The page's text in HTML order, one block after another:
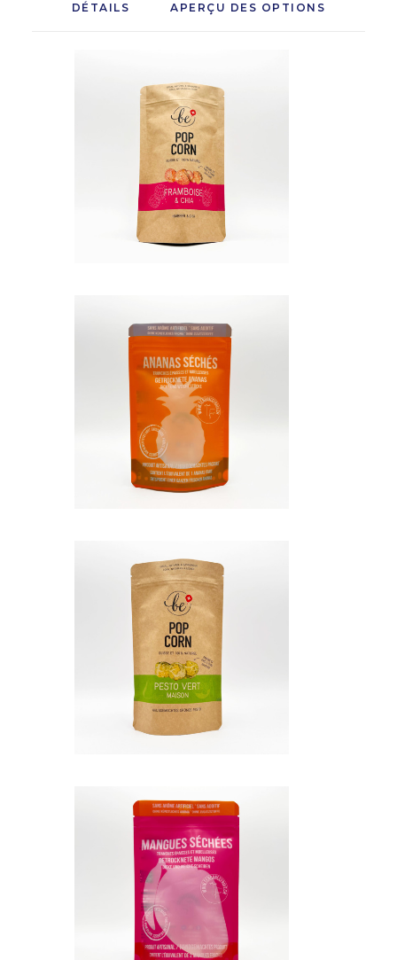
DÉTAILS APERÇU DES OPTIONS